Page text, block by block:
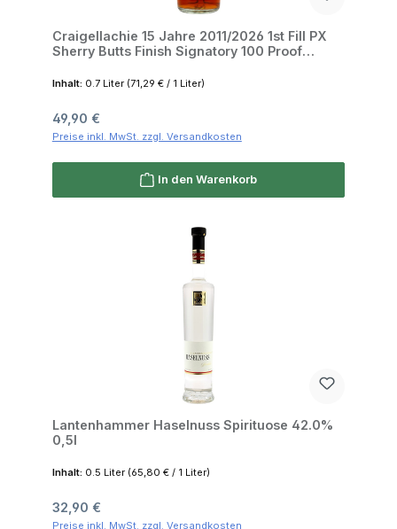
Craigellachie 15 Jahre 2011/2026 1st Fill PX
Sherry Butts Finish Signatory 100 Proof
Inhalt: 0.7 Liter (71,29 € / 1 Liter)
Regulärer Preis:
49,90 €
Preise inkl. MwSt. zzgl. Versandkosten
In den Warenkorb
Lantenhammer Haselnuss Spirituose 42.0%
0,5l
Inhalt: 0.5 Liter (65,80 € / 1 Liter)
Regulärer Preis:
32,90 €
Preise inkl. MwSt. zzgl. Versandkosten